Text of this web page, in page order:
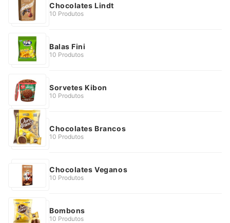
Chocolates Lindt
10 Produtos
Balas Fini
10 Produtos
Sorvetes Kibon
10 Produtos
Chocolates Brancos
10 Produtos
Chocolates Veganos
10 Produtos
Bombons
10 Produtos